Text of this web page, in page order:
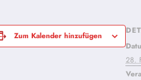
Zum Kalender hinzufügen
28.